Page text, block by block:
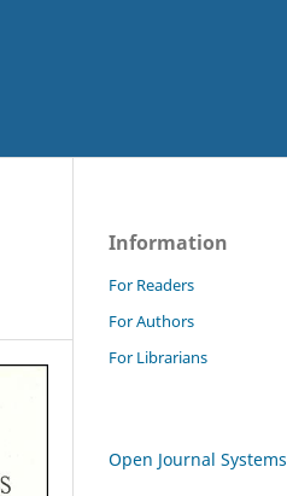
Information
For Readers
For Authors
For Librarians
Open Journal Systems